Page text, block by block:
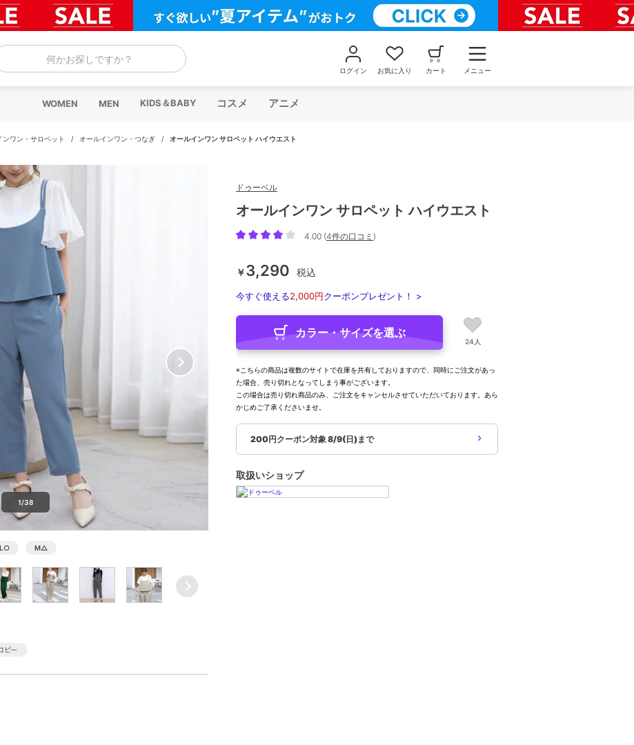
何かお探しですか？
ログイン お気に入り カート メニュー
WOMEN MEN KIDS＆BABY コスメ アニメ
ンワン・サロペット / オールインワン・つなぎ / オールインワン サロペット ハイウエスト
1/38
L ○ M△
ドゥーベル
オールインワン サロペット ハイウエスト
4.00 (4件の口コミ )
￥3,290 税込
今すぐ使える2,000円クーポンプレゼント！ >
カラー・サイズを選ぶ
24人
※こちらの商品は複数のサイトで在庫を共有しておりますので、同時にご注文があっ
た場合、売り切れとなってしまう事がございます。
この場合は売り切れ商品のみ、ご注文をキャンセルさせていただいております。あら
かじめご了承くださいませ。
200円クーポン対象 8/9(日)まで
取扱いショップ